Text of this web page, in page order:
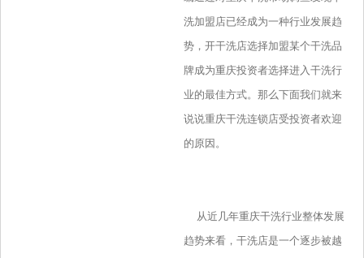
洗加盟店已经成为一种行业发展趋
势，开干洗店选择加盟某个干洗品
牌成为重庆投资者选择进入干洗行
业的最佳方式。那么下面我们就来
说说重庆干洗连锁店受投资者欢迎
的原因。
从近几年重庆干洗行业整体发展
趋势来看，干洗店是一个逐步被越